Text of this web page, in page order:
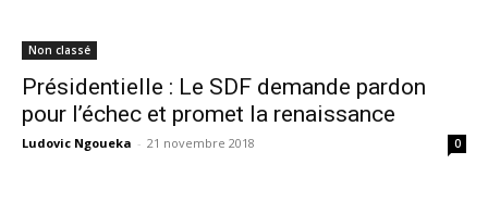
Non classé
Présidentielle : Le SDF demande pardon
pour l’échec et promet la renaissance
Ludovic Ngoueka - 21 novembre 2018 0